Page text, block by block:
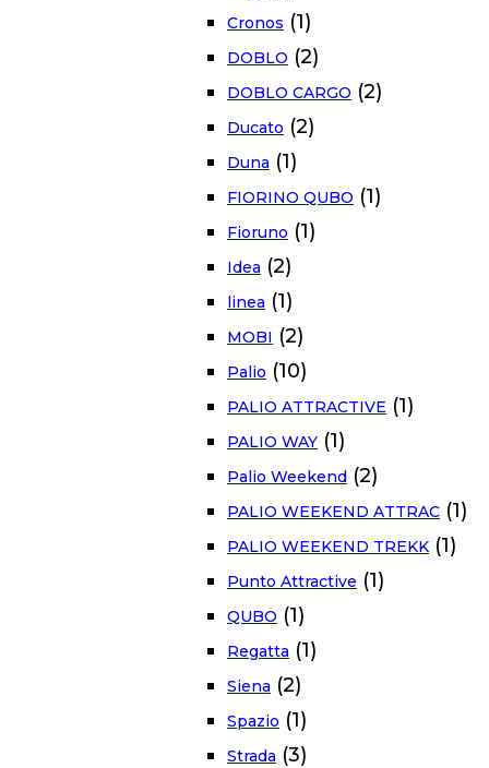
Cronos (1)
DOBLO (2)
DOBLO CARGO (2)
Ducato (2)
Duna (1)
FIORINO QUBO (1)
Fioruno (1)
Idea (2)
linea (1)
MOBI (2)
Palio (10)
PALIO ATTRACTIVE (1)
PALIO WAY (1)
Palio Weekend (2)
PALIO WEEKEND ATTRAC (1)
PALIO WEEKEND TREKK (1)
Punto Attractive (1)
QUBO (1)
Regatta (1)
Siena (2)
Spazio (1)
Strada (3)